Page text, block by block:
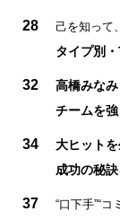
28 己を知って
タイプ別
32
高橋みなみ
チームを強
34
大ヒットを
成功の秘訣
37 “口下手”“コ